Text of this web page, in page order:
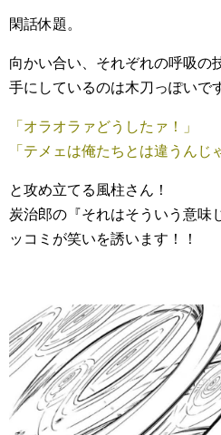
閑話休題。
向かい合い、それぞれの呼吸の
手にしているのは木刀っぽいで
「オラオラァどうしたァ！」
「テメェは俺たちとは違うんじ
と攻め立てる風柱さん！
炭治郎の『それはそういう意
ッコミが笑いを誘います！！